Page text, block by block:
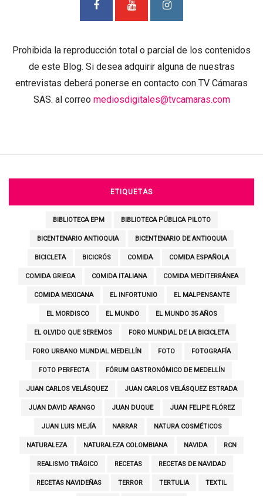
Prohibida la reproducción total o parcial de los contenidos
de este Blog. Si desea adquirir alguna de nuestras
entrevistas deberá ponerse en contacto con TV Cámaras
SAS. al correo mediosdigitales@tvcamaras.com
ETIQUETAS
BIBLIOTECA EPM BIBLIOTECA PÚBLICA PILOTO
BICENTENARIO ANTIOQUIA BICENTENARIO DE ANTIOQUIA
BICICLETA BICICRÓS COMIDA COMIDA ESPAÑOLA
COMIDA GRIEGA COMIDA ITALIANA COMIDA MEDITERRÁNEA
COMIDA MEXICANA EL INFORTUNIO EL MALPENSANTE
EL MORDISCO EL MUNDO EL MUNDO 35 AÑOS
EL OLVIDO QUE SEREMOS FORO MUNDIAL DE LA BICICLETA
FORO URBANO MUNDIAL MEDELLÍN FOTO FOTOGRAFÍA
FOTO PERFECTA FÓRUM GASTRONÓMICO DE MEDELLÍN
JUAN CARLOS VELÁSQUEZ JUAN CARLOS VELÁSQUEZ ESTRADA
JUAN DAVID ARANGO JUAN DUQUE JUAN FELIPE FLÓREZ
JUAN LUIS MEJÍA NARRAR NATURA COSMÉTICOS
NATURALEZA NATURALEZA COLOMBIANA NAVIDA RCN
REALISMO TRÁGICO RECETAS RECETAS DE NAVIDAD
RECETAS NAVIDEÑAS TERROR TERTULIA TEXTIL